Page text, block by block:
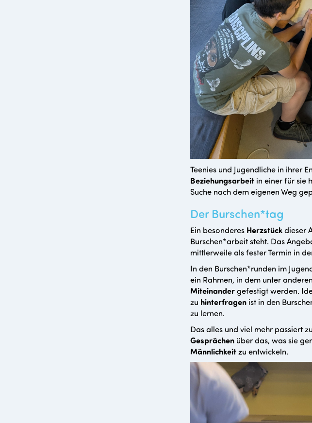
Teenies und Jugendliche in ihrer
Beziehungsarbeit in einer für sie
Suche nach dem eigenen Weg
Der Burschen*tag
Ein besonderes Herzstückdieser
Burschen*arbeit steht. Das
mittlerweile als fester Termin in
In den Burschen*runden im
ein Rahmen, in dem unter
Miteinandergefestigt werden.
zu hinterfragen ist in den
zu lernen.
Das alles und viel mehr passiert
Gesprächen über das, was sie
Männlichkeitzu entwickeln.